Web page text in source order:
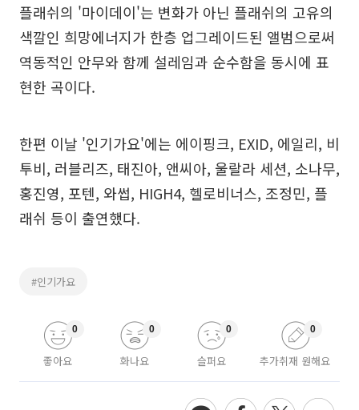
플래쉬의 '마이데이'는 변화가 아닌 플래쉬의 고유의
색깔인 희망에너지가 한층 업그레이드된 앨범으로써
역동적인 안무와 함께 설레임과 순수함을 동시에 표
현한 곡이다.
한편 이날 '인기가요'에는 에이핑크, EXID, 에일리, 비
투비, 러블리즈, 태진아, 앤씨아, 울랄라 세션, 소나무,
홍진영, 포텐, 와썹, HIGH4, 헬로비너스, 조정민, 플
래쉬 등이 출연했다.
#인기가요
좋아요
0
화나요
0
슬퍼요
0
추가취재 원해요
0